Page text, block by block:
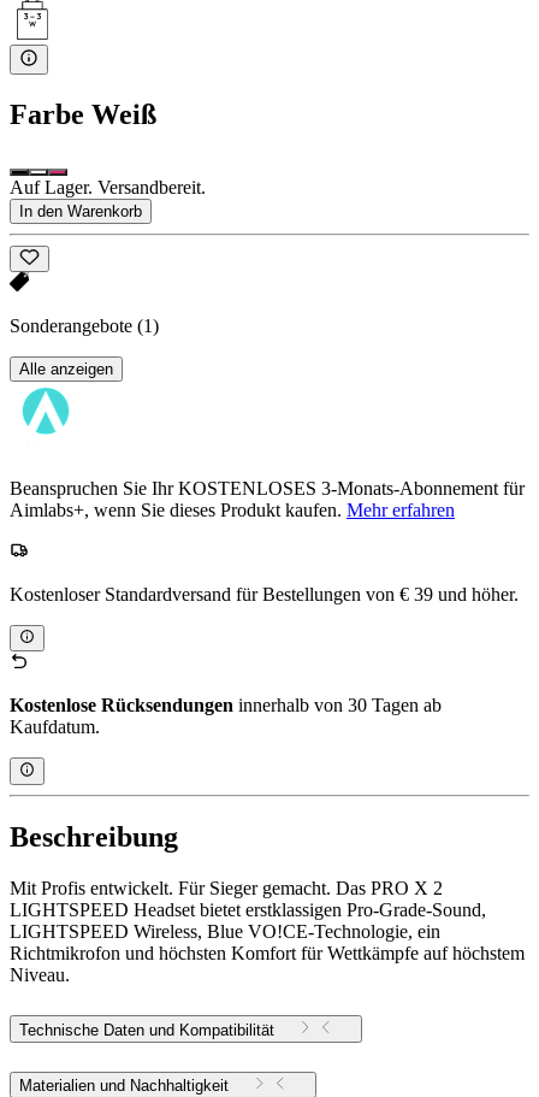
Farbe Weiß
Auf Lager. Versandbereit.
In den Warenkorb
Sonderangebote (1)
Alle anzeigen
Beanspruchen Sie Ihr KOSTENLOSES 3-Monats-Abonnement für
Aimlabs+, wenn Sie dieses Produkt kaufen. Mehr erfahren
Kostenloser Standardversand für Bestellungen von € 39 und höher.
Kostenlose Rücksendungen innerhalb von 30 Tagen ab
Kaufdatum.
Beschreibung
Mit Profis entwickelt. Für Sieger gemacht. Das PRO X 2
LIGHTSPEED Headset bietet erstklassigen Pro-Grade-Sound,
LIGHTSPEED Wireless, Blue VO!CE-Technologie, ein
Richtmikrofon und höchsten Komfort für Wettkämpfe auf höchstem
Niveau.
Technische Daten und Kompatibilität
Materialien und Nachhaltigkeit